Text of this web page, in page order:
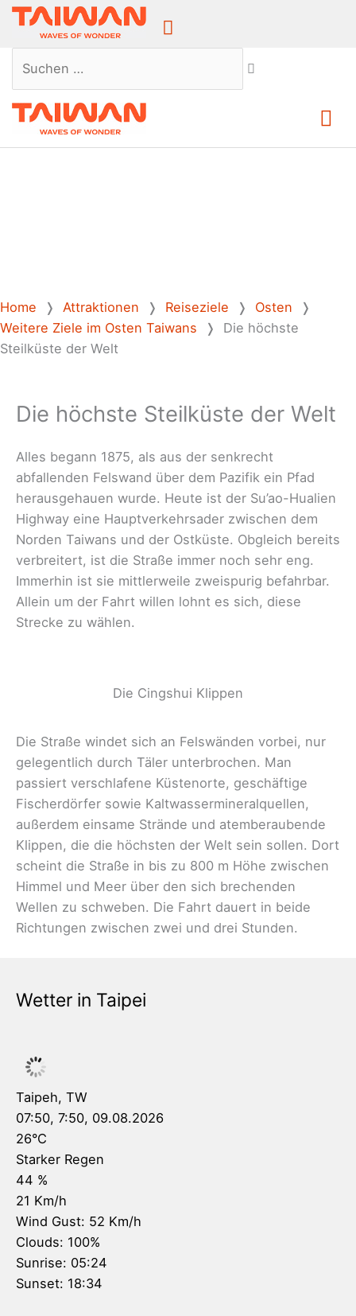
Above
Suchen …
Home ❭ Attraktionen ❭ Reiseziele ❭ Osten ❭
Weitere Ziele im Osten Taiwans ❭ Die höchste
Steilküste der Welt
Die höchste Steilküste der Welt
Alles begann 1875, als aus der senkrecht
abfallenden Felswand über dem Pazifik ein Pfad
herausgehauen wurde. Heute ist der Su’ao-Hualien
Highway eine Hauptverkehrsader zwischen dem
Norden Taiwans und der Ostküste. Obgleich bereits
verbreitert, ist die Straße immer noch sehr eng.
Immerhin ist sie mittlerweile zweispurig befahrbar.
Allein um der Fahrt willen lohnt es sich, diese
Strecke zu wählen.
Die Cingshui Klippen
Die Straße windet sich an Felswänden vorbei, nur
gelegentlich durch Täler unterbrochen. Man
passiert verschlafene Küstenorte, geschäftige
Fischerdörfer sowie Kaltwassermineralquellen,
außerdem einsame Strände und atemberaubende
Klippen, die die höchsten der Welt sein sollen. Dort
scheint die Straße in bis zu 800 m Höhe zwischen
Himmel und Meer über den sich brechenden
Wellen zu schweben. Die Fahrt dauert in beide
Richtungen zwischen zwei und drei Stunden.
Wetter in Taipei
Taipeh, TW
07:50, 7:50, 09.08.2026
26°C
Starker Regen
44 %
21 Km/h
Wind Gust: 52 Km/h
Clouds: 100%
Sunrise: 05:24
Sunset: 18:34